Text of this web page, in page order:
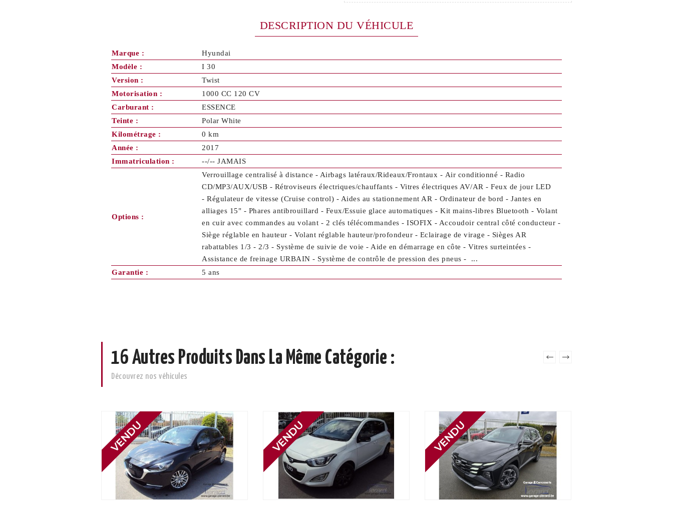
DESCRIPTION DU VÉHICULE
Marque :
Hyundai
Modèle :
I 30
Version :
Twist
Motorisation :
1000 CC 120 CV
Carburant :
ESSENCE
Teinte :
Polar White
Kilométrage :
0 km
Année :
2017
Immatriculation :
--/-- JAMAIS
Options :
Verrouillage centralisé à distance - Airbags latéraux/Rideaux/Frontaux - Air conditionné - Radio
CD/MP3/AUX/USB - Rétroviseurs électriques/chauffants - Vitres électriques AV/AR - Feux de jour LED
- Régulateur de vitesse (Cruise control) - Aides au stationnement AR - Ordinateur de bord - Jantes en
alliages 15" - Phares antibrouillard - Feux/Essuie glace automatiques - Kit mains-libres Bluetooth - Volant
en cuir avec commandes au volant - 2 clés télécommandes - ISOFIX - Accoudoir central côté conducteur -
Siège réglable en hauteur - Volant réglable hauteur/profondeur - Eclairage de virage - Sièges AR
rabattables 1/3 - 2/3 - Système de suivie de voie - Aide en démarrage en côte - Vitres surteintées -
Assistance de freinage URBAIN - Système de contrôle de pression des pneus - ...
Garantie :
5 ans
16 Autres Produits Dans La Même Catégorie :
Découvrez nos véhicules